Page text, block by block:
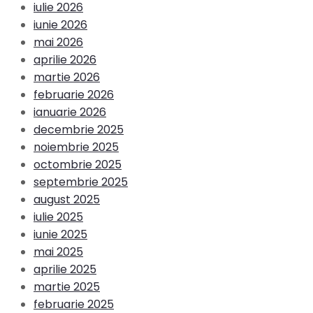
iulie 2026
iunie 2026
mai 2026
aprilie 2026
martie 2026
februarie 2026
ianuarie 2026
decembrie 2025
noiembrie 2025
octombrie 2025
septembrie 2025
august 2025
iulie 2025
iunie 2025
mai 2025
aprilie 2025
martie 2025
februarie 2025